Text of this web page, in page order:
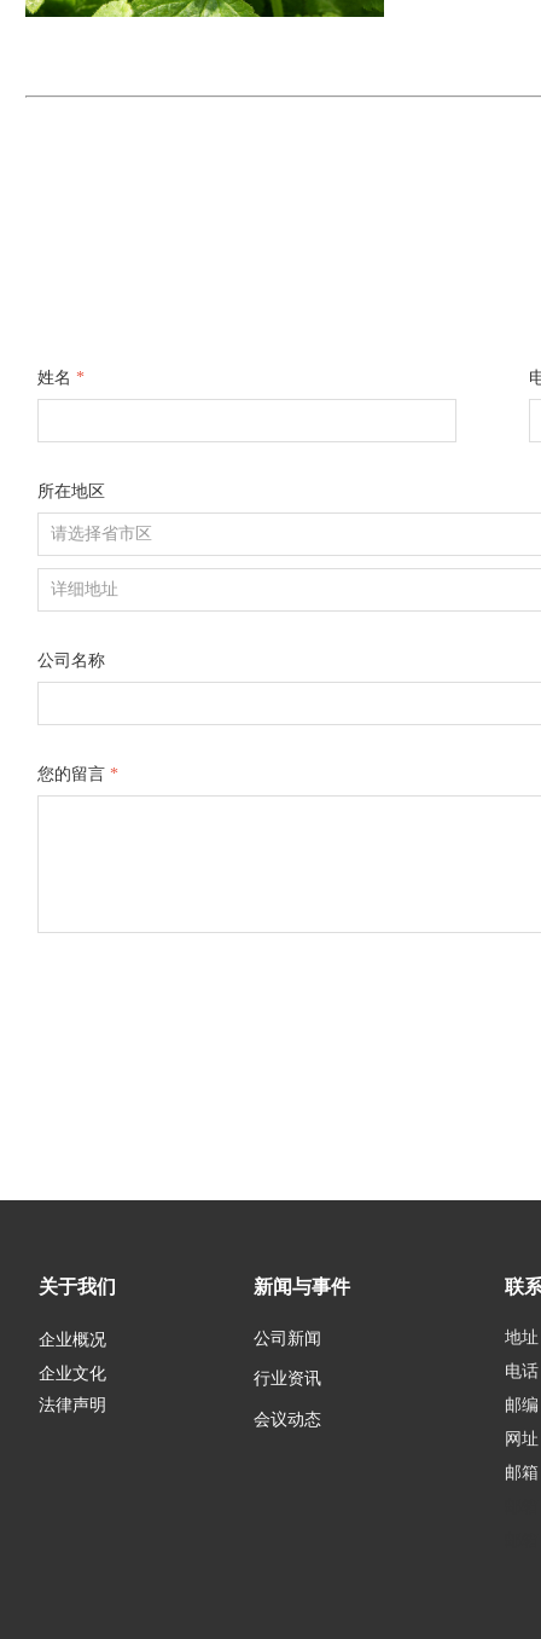
姓名 *
所在地区
公司名称
您的留言 *
新闻与事件 联
地
电
邮
网
邮
关于我们
企业概况
企业文化
公司新闻
行业资讯
会议动态
法律声明